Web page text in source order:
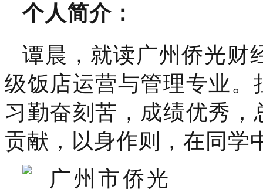
个人简介：
谭晨，就读广州侨光财
级饭店运营与管理专业
习勤奋刻苦，成绩优秀
贡献，以身作则，在同学